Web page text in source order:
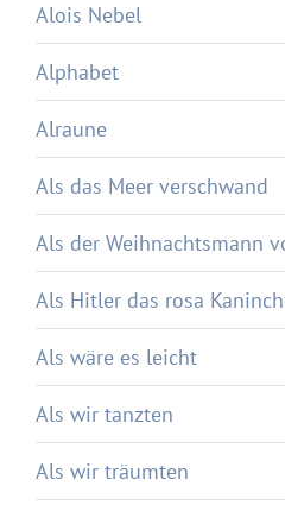
Alois Nebel
Alphabet
Alraune
Als das Meer verschwand
Als der Weihnachtsmann
Als Hitler das rosa
Als wäre es leicht
Als wir tanzten
Als wir träumten